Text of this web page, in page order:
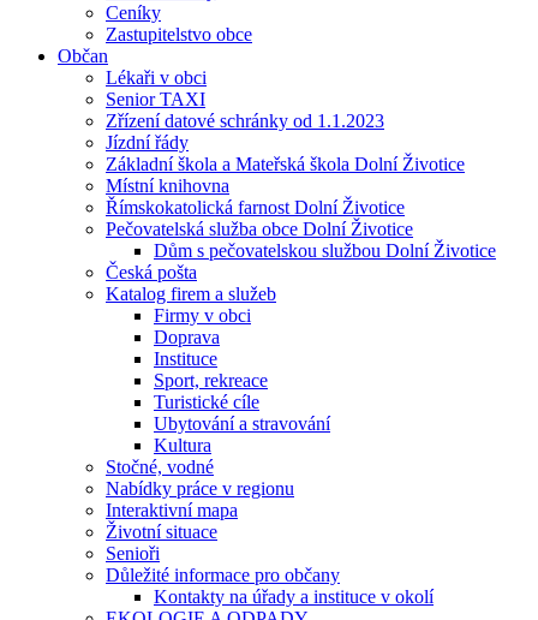
Ceníky
Zastupitelstvo obce
Občan
Lékaři v obci
Senior TAXI
Zřízení datové schránky od 1.1.2023
Jízdní řády
Základní škola a Mateřská škola Dolní Životice
Místní knihovna
Římskokatolická farnost Dolní Životice
Pečovatelská služba obce Dolní Životice
Dům s pečovatelskou službou Dolní Životice
Česká pošta
Katalog firem a služeb
Firmy v obci
Doprava
Instituce
Sport, rekreace
Turistické cíle
Ubytování a stravování
Kultura
Stočné, vodné
Nabídky práce v regionu
Interaktivní mapa
Životní situace
Senioři
Důležité informace pro občany
Kontakty na úřady a instituce v okolí